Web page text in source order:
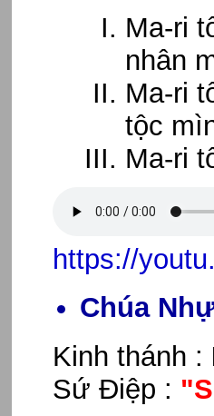
Ma-ri
nhân
Ma-ri
tộc
Ma-ri
https://
Chúa
Kinh thánh :
Sứ Điệp :